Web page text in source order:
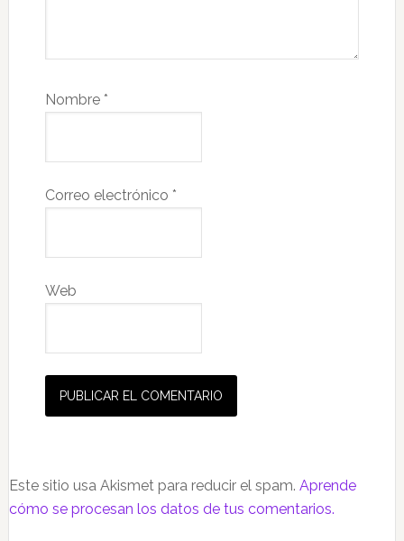
Nombre *
Correo electrónico *
Web
Este sitio usa Akismet para reducir el spam. Aprende
cómo se procesan los datos de tus comentarios.